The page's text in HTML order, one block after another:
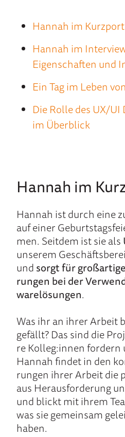
Hannah im
Hannah im
Eigen­schaf­ten und
Ein Tag im Le­ben
Die Rolle des UX/
im Über­blick
Hannah im
Hannah ist durch eine
auf ei­ner
men. Seit­dem ist sie als
un­se­rem
undsorgt für
rungen bei der
ware­lö­sungen.
Was ihr an ih­rer Ar­beit
ge­fällt? Das sind die
re Kolleg:innen for­dern
Hannah fin­det in den
rungen ih­rer Ar­beit die
aus He­raus­for­derung
und blickt mit ih­rem
was sie ge­mein­sam
ha­ben.